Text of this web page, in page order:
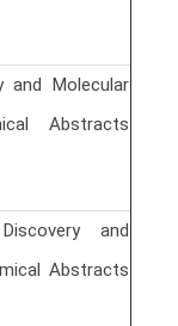
Abstracts
and
Abstracts